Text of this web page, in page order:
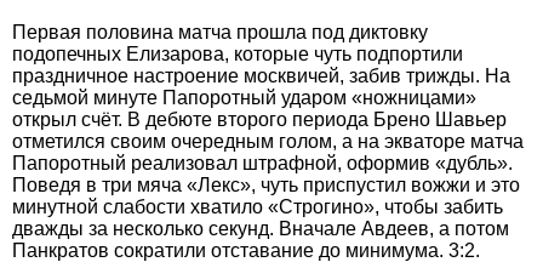
Первая половина матча прошла под диктовку
подопечных Елизарова, которые чуть подпортили
праздничное настроение москвичей, забив трижды. На
седьмой минуте Папоротный ударом «ножницами»
открыл счёт. В дебюте второго периода Брено Шавьер
отметился своим очередным голом, а на экваторе матча
Папоротный реализовал штрафной, оформив «дубль».
Поведя в три мяча «Лекс», чуть приспустил вожжи и это
минутной слабости хватило «Строгино», чтобы забить
дважды за несколько секунд. Вначале Авдеев, а потом
Панкратов сократили отставание до минимума. 3:2.